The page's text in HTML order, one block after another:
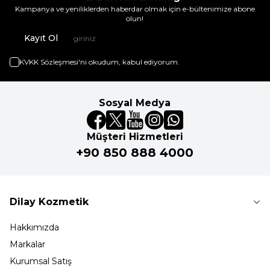
Kampanya ve yeniliklerden haberdar olmak için e-bültenimize abone
olun!
Kayıt Ol
KVKK Sözleşmesi'ni okudum, kabul ediyorum.
Sosyal Medya
Müşteri Hizmetleri
+90 850 888 4000
Dilay Kozmetik
Hakkımızda
Markalar
Kurumsal Satış